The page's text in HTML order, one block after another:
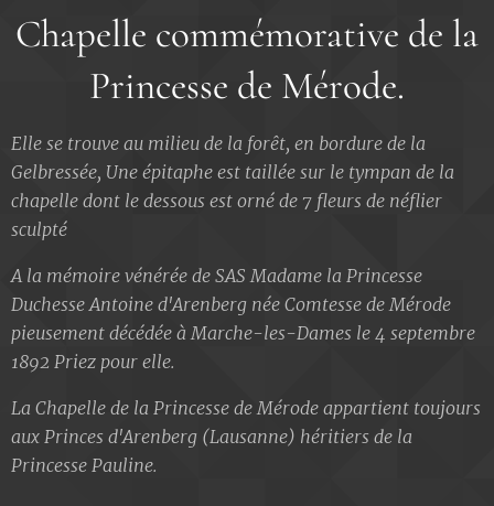
Chapelle commémorative de la
Princesse de Mérode.
Elle se trouve au milieu de la forêt, en bordure de la
Gelbressée, Une épitaphe est taillée sur le tympan de la
chapelle dont le dessous est orné de 7 fleurs de néflier
sculpté
A la mémoire vénérée de SAS Madame la Princesse
Duchesse Antoine d'Arenberg née Comtesse de Mérode
pieusement décédée à Marche-les-Dames le 4 septembre
1892 Priez pour elle.
La Chapelle de la Princesse de Mérode appartient toujours
aux Princes d'Arenberg (Lausanne) héritiers de la
Princesse Pauline.